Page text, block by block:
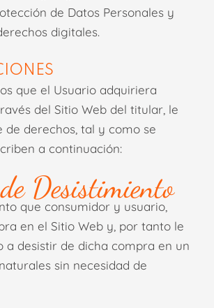
de Datos Personales y
digitales.
que el Usuario adquiriera
del Sitio Web del titular, le
de derechos, tal y como se
a continuación:
Desistimiento
que consumidor y usuario,
en el Sitio Web y, por tanto le
a desistir de dicha compra en un
sin necesidad de